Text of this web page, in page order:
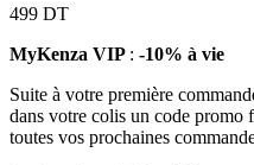
499 DT
MyKenza VIP : -10% à vie
Suite à votre première
dans votre colis un code promo
toutes vos prochaines